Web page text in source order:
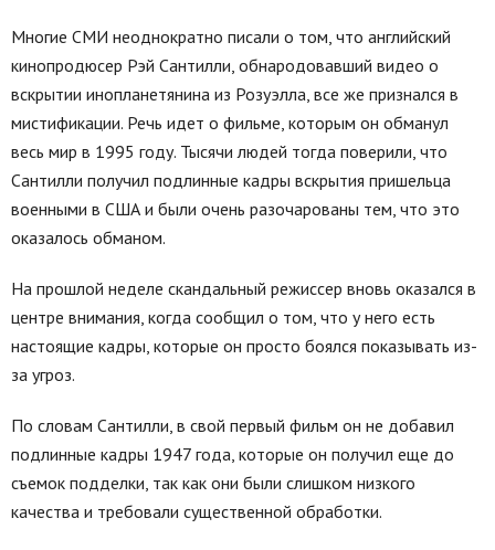
Многие СМИ неоднократно писали о том, что английский
кинопродюсер Рэй Сантилли, обнародовавший видео о
вскрытии инопланетянина из Розуэлла, все же признался в
мистификации. Речь идет о фильме, которым он обманул
весь мир в 1995 году. Тысячи людей тогда поверили, что
Сантилли получил подлинные кадры вскрытия пришельца
военными в США и были очень разочарованы тем, что это
оказалось обманом.
На прошлой неделе скандальный режиссер вновь оказался в
центре внимания, когда сообщил о том, что у него есть
настоящие кадры, которые он просто боялся показывать из-
за угроз.
По словам Сантилли, в свой первый фильм он не добавил
подлинные кадры 1947 года, которые он получил еще до
съемок подделки, так как они были слишком низкого
качества и требовали существенной обработки.